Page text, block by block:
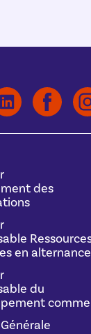
des
en alternance
du